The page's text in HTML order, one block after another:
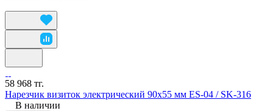
58 968 тг.
Нарезчик визиток электрический 90x55 мм ES-04 / SK-316
В наличии